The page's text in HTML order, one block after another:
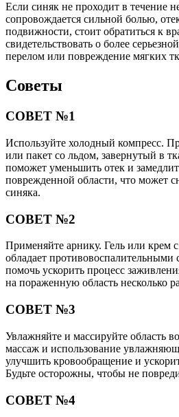
Если синяк не проходит в течение
сопровождается сильной болью,
подвижности, стоит обратиться к
свидетельствовать о более
перелом или повреждение мягких
Советы
СОВЕТ №1
Используйте холодный компресс.
или пакет со льдом, завернутый в
поможет уменьшить отек и
поврежденной области, что может
синяка.
СОВЕТ №2
Применяйте арнику. Гель или крем
обладает
помочь ускорить процесс
на пораженную область несколько
СОВЕТ №3
Увлажняйте и массируйте область
массаж и использование
улучшить кровообращение и
Будьте осторожны, чтобы не
СОВЕТ №4